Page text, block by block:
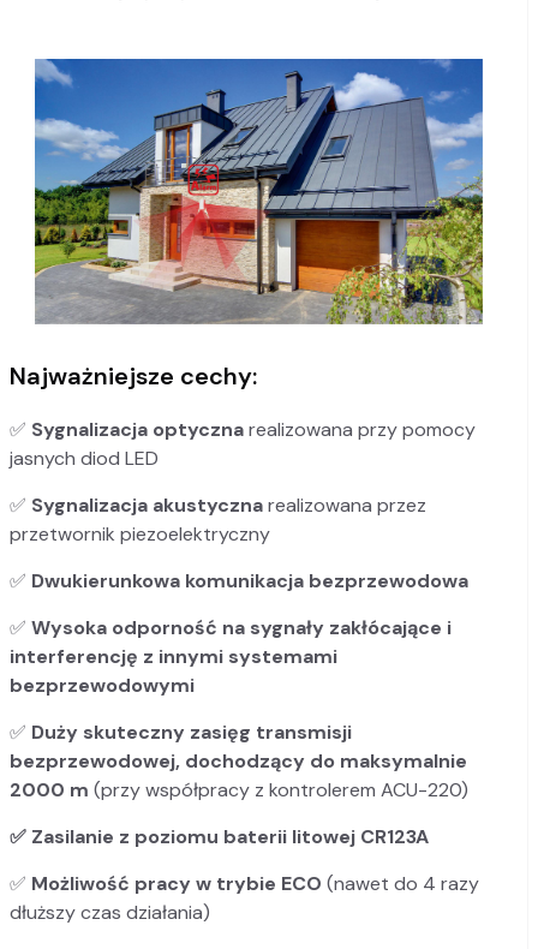
Najważniejsze cechy:
✅ Sygnalizacja optycznarealizowana przy pomocy
jasnych diod LED
✅ Sygnalizacja akustycznarealizowana przez
przetwornik piezoelektryczny
✅ Dwukierunkowa komunikacja bezprzewodowa
✅ Wysoka odporność na sygnały zakłócające i
interferencję z innymi systemami
bezprzewodowymi
✅ Duży skuteczny zasięg transmisji
bezprzewodowej, dochodzący do maksymalnie
2000 m (przy współpracy z kontrolerem ACU-220)
✅ Zasilanie z poziomu baterii litowej CR123A
✅ Możliwość pracy w trybie ECO (nawet do 4 razy
dłuższy czas działania)